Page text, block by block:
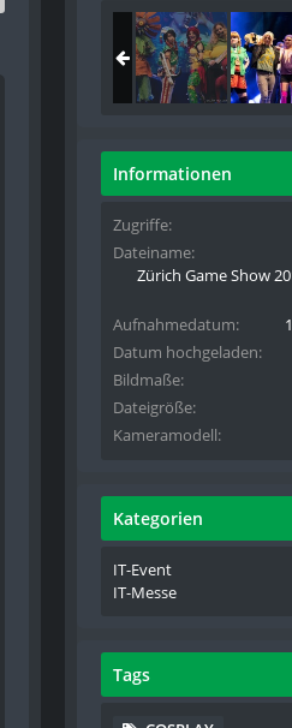
Informationen
Zugriffe
Dateiname
Zürich Game Show
Aufnahmedatum
Datum hochgeladen
Bildmaße
Dateigröße
Kameramodell
Kategorien
IT-Event
IT-Messe
Tags